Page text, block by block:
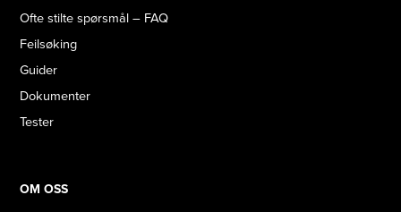
Ofte stilte spørsmål – FAQ
Feilsøking
Guider
Dokumenter
Tester
OM OSS